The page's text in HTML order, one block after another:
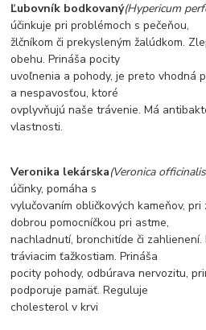
Ľubovník bodkovaný(Hypericum
účinkuje pri problémoch s pečeňou,
žlčníkom či prekysleným žalúdkom.
obehu. Prináša pocity
uvoľnenia a pohody, je preto vhodná
a nespavosťou, ktoré
ovplyvňujú naše trávenie. Má
vlastnosti.
Veronika lekárska(Veronica
účinky, pomáha s
vylučovaním obličkových kameňov,
dobrou pomocníčkou pri astme,
nachladnutí, bronchitíde či
tráviacim ťažkostiam. Prináša
pocity pohody, odbúrava nervozitu,
podporuje pamäť. Reguluje
cholesterol v krvi